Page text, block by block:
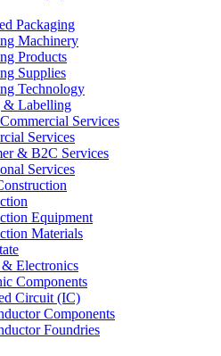
Packaging
Machinery
Products
Supplies
Technology
& Labelling
Services
Services
& B2C Services
Services
Equipment
Materials
Electronics
Components
Circuit (IC)
Components
Foundries